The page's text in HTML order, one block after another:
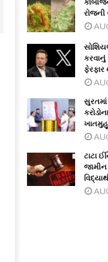
મીડિયા X દ્વારા હવે કમાણી
નહીં, જાણો શું મોટો ફેરફાર
રોજની
કરવાનું
ફેરફાર
ટાટા
જામીન